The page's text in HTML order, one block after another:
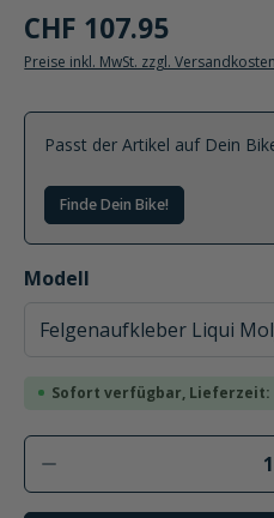
CHF 107.95
Preise inkl. MwSt. zzgl. Versandkosten
Passt der Artikel auf Dein
Finde Dein Bike!
Modell
auswählen
Sofort verfügbar, Lieferzeit:
Produkt Anzahl: